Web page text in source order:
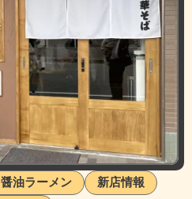
醤油ラーメン
新店情報